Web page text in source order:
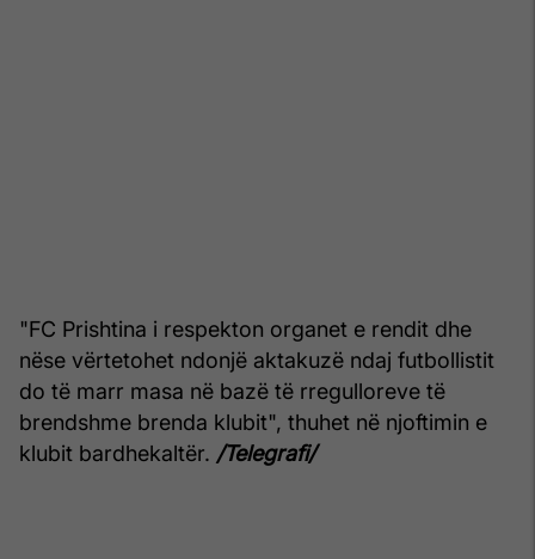
"FC Prishtina i respekton organet e rendit dhe
nëse vërtetohet ndonjë aktakuzë ndaj futbollistit
do të marr masa në bazë të rregulloreve të
brendshme brenda klubit", thuhet në njoftimin e
klubit bardhekaltër. /Telegrafi/